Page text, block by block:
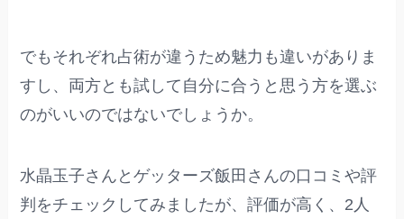
でもそれぞれ占術が違うため魅力も違いがありま
すし、両方とも試して自分に合うと思う方を選ぶ
のがいいのではないでしょうか。
水晶玉子さんとゲッターズ飯田さんの口コミや評
判をチェックしてみましたが、評価が高く、2人